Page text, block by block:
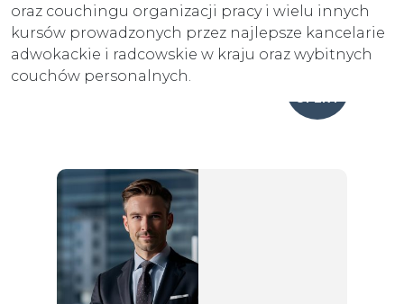
oraz couchingu organizacji pracy i wielu innych
kursów prowadzonych przez najlepsze kancelarie
adwokackie i radcowskie w kraju oraz wybitnych
couchów personalnych.
OFERT